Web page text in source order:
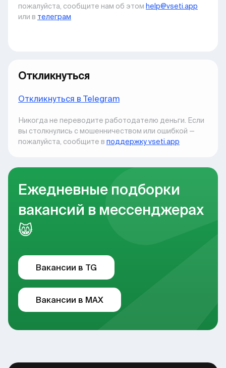
пожалуйста, сообщите нам об этом help@vseti.app
или в телеграм
Откликнуться
Откликнуться в Telegram
Никогда не переводите работодателю деньги. Если
вы столкнулись с мошенничеством или ошибкой —
пожалуйста, сообщите в поддержку vseti.app
Ежедневные подборки
вакансий в мессенджерах
😸
Вакансии в TG
Вакансии в MAX